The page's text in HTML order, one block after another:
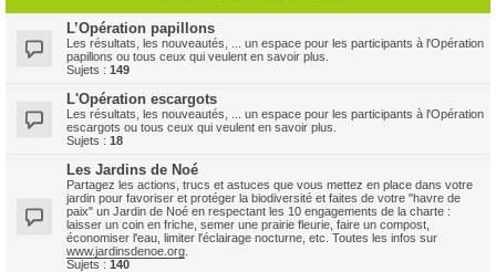
L’Opération papillons
Les résultats, les nouveautés, ... un espace pour les participants à l'Opération
papillons ou tous ceux qui veulent en savoir plus.
Sujets : 149
L'Opération escargots
Les résultats, les nouveautés, ... un espace pour les participants à l'Opération
escargots ou tous ceux qui veulent en savoir plus.
Sujets : 18
Les Jardins de Noé
Partagez les actions, trucs et astuces que vous mettez en place dans votre
jardin pour favoriser et protéger la biodiversité et faites de votre "havre de
paix" un Jardin de Noé en respectant les 10 engagements de la charte :
laisser un coin en friche, semer une prairie fleurie, faire un compost,
économiser l'eau, limiter l'éclairage nocturne, etc. Toutes les infos sur
www.jardinsdenoe.org
Sujets : 140